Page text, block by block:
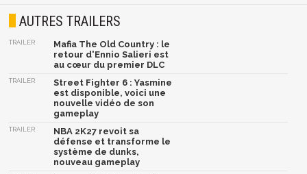
AUTRES TRAILERS
TRAILER
Mafia The Old Country : le
retour d'Ennio Salieri est
au cœur du premier DLC
TRAILER
Street Fighter 6 : Yasmine
est disponible, voici une
nouvelle vidéo de son
gameplay
TRAILER
NBA 2K27 revoit sa
défense et transforme le
système de dunks,
nouveau gameplay